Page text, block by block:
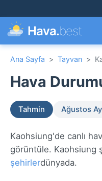
Hava.best
Ana Sayfa > Tayvan >
Hava
Tahmin Ağustos
Kaohsiung'de canlı
görüntüle. Kaohsiung
şehirlerdünyada.